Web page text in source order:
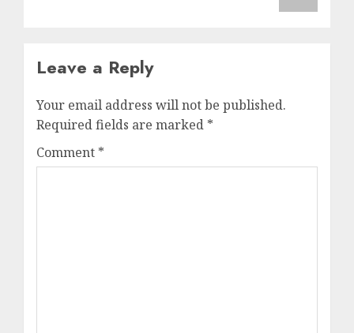
Leave a Reply
Your email address will not be published.
Required fields are marked *
Comment *